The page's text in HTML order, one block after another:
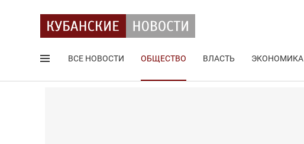
ВСЕ НОВОСТИ ОБЩЕСТВО ВЛАСТЬ ЭКОНОМИКА